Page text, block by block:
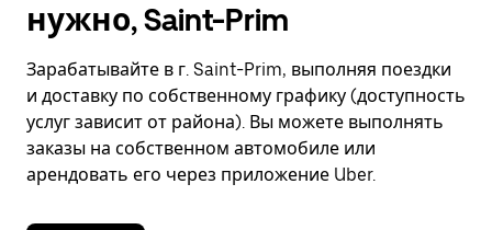
нужно, Saint-Prim
Зарабатывайте в г. Saint-Prim, выполняя поездки
и доставку по собственному графику (доступность
услуг зависит от района). Вы можете выполнять
заказы на собственном автомобиле или
арендовать его через приложение Uber.